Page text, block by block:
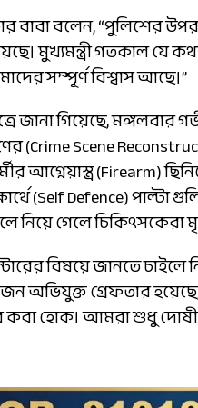
বাবা বলেন, “পুলিশের
মুখ্যমন্ত্রী গতকাল যে
সম্পূর্ণ বিশ্বাস আছে।”
জানা গিয়েছে, মঙ্গলবার
(Crime Scene
আগ্নেয়াস্ত্র (Firearm)
(Self Defence)
নিয়ে গেলে
বিষয়ে জানতে চাইলে
অভিযুক্ত গ্রেফতার
করা হোক। আমরা শুধু